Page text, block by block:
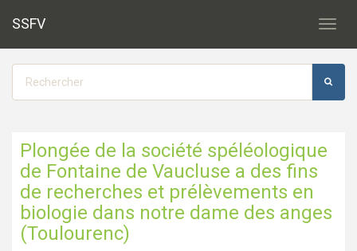
SSFV
Plongée de la société spéléologique
de Fontaine de Vaucluse a des fins
de recherches et prélèvements en
biologie dans notre dame des anges
(Toulourenc)